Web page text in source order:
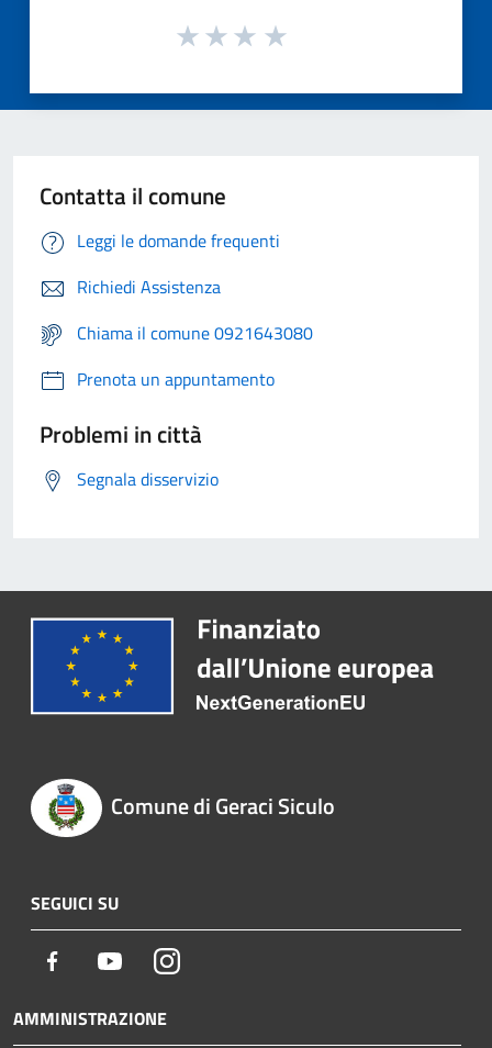
Contatta il comune
Leggi le domande frequenti
Richiedi Assistenza
Chiama il comune 0921643080
Prenota un appuntamento
Problemi in città
Segnala disservizio
Comune di Geraci Siculo
SEGUICI SU
Facebook YoutubeInstagram
AMMINISTRAZIONE